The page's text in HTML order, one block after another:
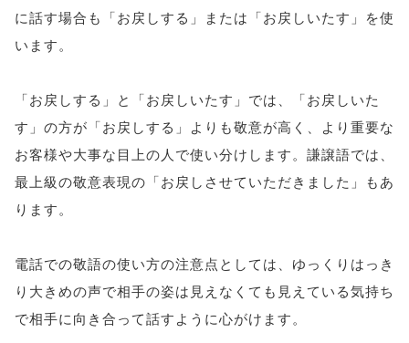
に話す場合も「お戻しする」または「お戻しいたす」を使
います。
「お戻しする」と「お戻しいたす」では、「お戻しいた
す」の方が「お戻しする」よりも敬意が高く、より重要な
お客様や大事な目上の人で使い分けします。謙譲語では、
最上級の敬意表現の「お戻しさせていただきました」もあ
ります。
電話での敬語の使い方の注意点としては、ゆっくりはっき
り大きめの声で相手の姿は見えなくても見えている気持ち
で相手に向き合って話すように心がけます。